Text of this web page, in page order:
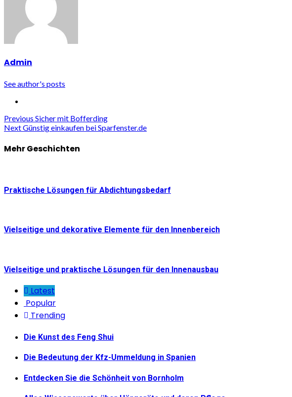
Admin
See author's posts
Continue
Previous Sicher mit Bofferding
NextGünstig einkaufen bei Sparfenster.de
Mehr Geschichten
Praktische Lösungen für Abdichtungsbedarf
Vielseitige und dekorative Elemente für den Innenbereich
Vielseitige und praktische Lösungen für den Innenausbau
Latest
Popular
Trending
Die Kunst des Feng Shui
Die Bedeutung der Kfz-Ummeldung in Spanien
Entdecken Sie die Schönheit von Bornholm